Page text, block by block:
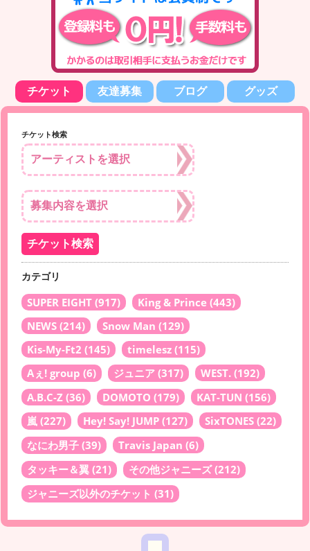
チケット 友達募集 ブログ グッズ
チケット検索
カテゴリ
SUPER EIGHT (917) King & Prince (443)
NEWS (214) Snow Man (129)
Kis-My-Ft2 (145) timelesz (115)
Aぇ! group (6) ジュニア (317) WEST. (192)
A.B.C-Z (36) DOMOTO (179) KAT-TUN (156)
嵐 (227) Hey! Say! JUMP (127) SixTONES (22)
なにわ男子 (39) Travis Japan (6)
タッキー＆翼 (21) その他ジャニーズ(212)
ジャニーズ以外のチケット (31)